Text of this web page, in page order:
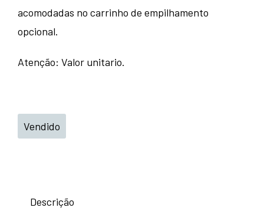
acomodadas no carrinho de empilhamento
opcional.
Atenção: Valor unitario.
Vendido
Descrição